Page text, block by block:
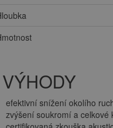
efektivní snížení okolího
zvýšení soukromí a celkové